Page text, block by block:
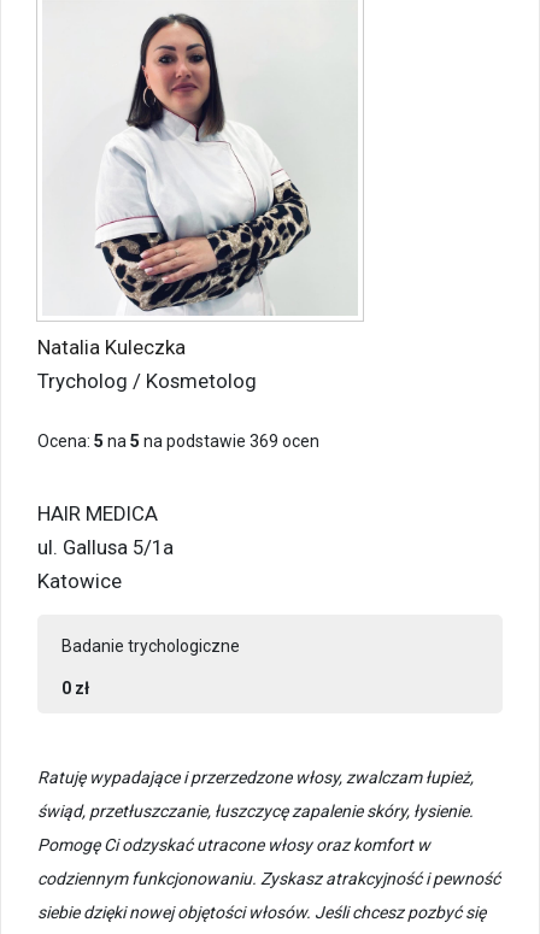
Natalia Kuleczka
Trycholog / Kosmetolog
Ocena: 5 na 5 na podstawie 369 ocen
HAIR MEDICA
ul. Gallusa 5/1a
Katowice
Badanie trychologiczne
0 zł
Ratuję wypadające i przerzedzone włosy, zwalczam łupież,
świąd, przetłuszczanie, łuszczycę zapalenie skóry, łysienie.
Pomogę Ci odzyskać utracone włosy oraz komfort w
codziennym funkcjonowaniu. Zyskasz atrakcyjność i pewność
siebie dzięki nowej objętości włosów. Jeśli chcesz pozbyć się